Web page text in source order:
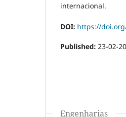
internacional.
DOI: https://
Published: 23-02-
Engenharias